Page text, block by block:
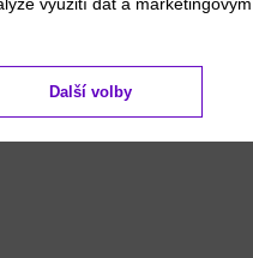
Další volby